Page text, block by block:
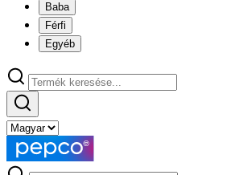
Baba
Férfi
Egyéb